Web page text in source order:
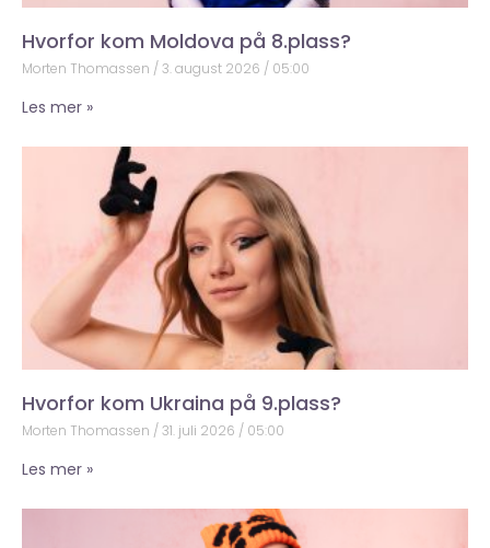
Hvorfor kom Moldova på 8.plass?
Morten Thomassen 3. august 2026 05:00
Les mer »
Hvorfor kom Ukraina på 9.plass?
Morten Thomassen 31. juli 2026 05:00
Les mer »